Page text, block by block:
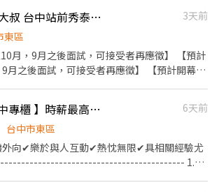
時間） 【薪資福利】 1. 提供員工餐 2. 國定假日
仁績效獎金 4. 久任獎金 5. 生日禮卷 6. 滿年資
福利補助 ★★多項福利歡迎您加入我們★★ 總是
公司 台灣東利多(丸亀製麵)
【預計開幕 雞湯大叔 台中站前秀泰】時薪230元＋排班獎勵金最高3,000元
3天前
東區
10月，9月之後面試，可接受者再應徵】 【預計
月之後面試，可接受者再應徵】 【預計開幕時
住地，以及主管面談協商後為主，即應徵店鋪
異】 【上班地點按居住地，以及主管面談協
鋪與錄取店鋪可能存在差異】 ☆☆☆阿爾法戰
★★北中南全面展店，上半年狂開 13 家、
📢【LaLaport台中專櫃 】時薪最高可達$215🍗繼光香香雞門市服務員
6天前
台中市東區
外向✔樂於與人互動✔熱忱無限✔具相關經驗尤
1.親